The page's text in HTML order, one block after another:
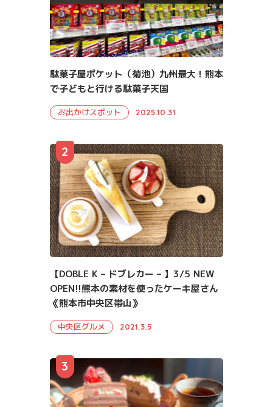
駄菓子屋ポケット（菊池）九州最大！熊本
で子どもと行ける駄菓子天国
お出かけスポット 2025.10.31
【DOBLE K – ドブレカー – 】3/5 NEW
OPEN!!熊本の素材を使ったケーキ屋さん
《熊本市中央区帯山》
中央区グルメ 2021.3.5
2
3